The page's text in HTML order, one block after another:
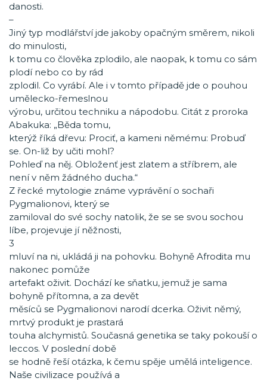
danosti.
–
Jiný typ modlářství jde jakoby opačným směrem, nikoli
do minulosti,
k tomu co člověka zplodilo, ale naopak, k tomu co sám
plodí nebo co by rád
zplodil. Co vyrábí. Ale i v tomto případě jde o pouhou
umělecko-řemeslnou
výrobu, určitou techniku a nápodobu. Citát z proroka
Abakuka: „Běda tomu,
kterýž říká dřevu: Prociť, a kameni němému: Probuď
se. On-liž by učiti mohl?
Pohleď na něj. Obloženť jest zlatem a stříbrem, ale
není v něm žádného ducha.“
Z řecké mytologie známe vyprávění o sochaři
Pygmalionovi, který se
zamiloval do své sochy natolik, že se se svou sochou
líbe, projevuje jí něžnosti,
3
mluví na ni, ukládá ji na pohovku. Bohyně Afrodita mu
nakonec pomůže
artefakt oživit. Dochází ke sňatku, jemuž je sama
bohyně přítomna, a za devět
měsíců se Pygmalionovi narodí dcerka. Oživit němý,
mrtvý produkt je prastará
touha alchymistů. Současná genetika se taky pokouší o
leccos. V poslední době
se hodně řeší otázka, k čemu spěje umělá inteligence.
Naše civilizace používá a